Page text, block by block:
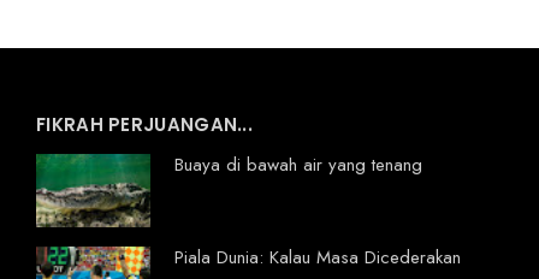
FIKRAH PERJUANGAN...
Buaya di bawah air yang tenang
Piala Dunia: Kalau Masa Dicederakan